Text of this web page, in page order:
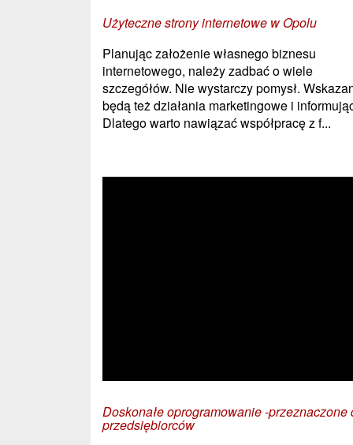
Użyteczne strony internetowe w Opolu
Planując założenie własnego biznesu
internetowego, należy zadbać o wiele
szczegółów. Nie wystarczy pomysł.
będą też działania marketingowe i
Dlatego warto nawiązać współpracę z f...
Doskonałe oprogramowanie -przeznaczone
przedsiębiorców